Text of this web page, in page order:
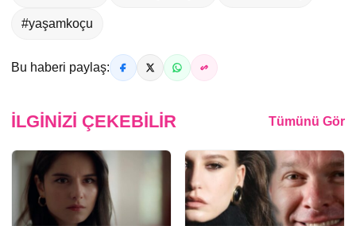
#yaşamkoçu
Bu haberi paylaş:
İLGINIZI ÇEKEBILIR Tümünü Gör